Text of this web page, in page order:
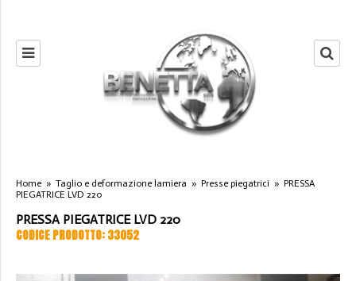
Home » Taglio e deformazione lamiera » Presse piegatrici » PRESSA
PIEGATRICE LVD 220
PRESSA PIEGATRICE LVD 220
CODICE PRODOTTO: 33052